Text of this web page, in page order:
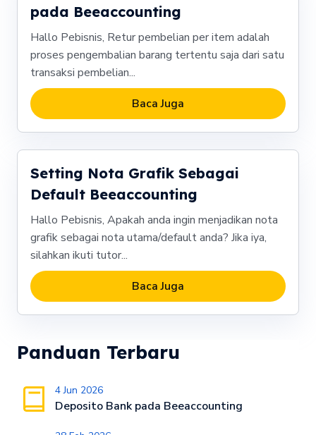
pada Beeaccounting
Hallo Pebisnis, Retur pembelian per item adalah
proses pengembalian barang tertentu saja dari satu
transaksi pembelian...
Baca Juga
Setting Nota Grafik Sebagai
Default Beeaccounting
Hallo Pebisnis, Apakah anda ingin menjadikan nota
grafik sebagai nota utama/default anda? Jika iya,
silahkan ikuti tutor...
Baca Juga
Panduan Terbaru
4 Jun 2026
Deposito Bank pada Beeaccounting